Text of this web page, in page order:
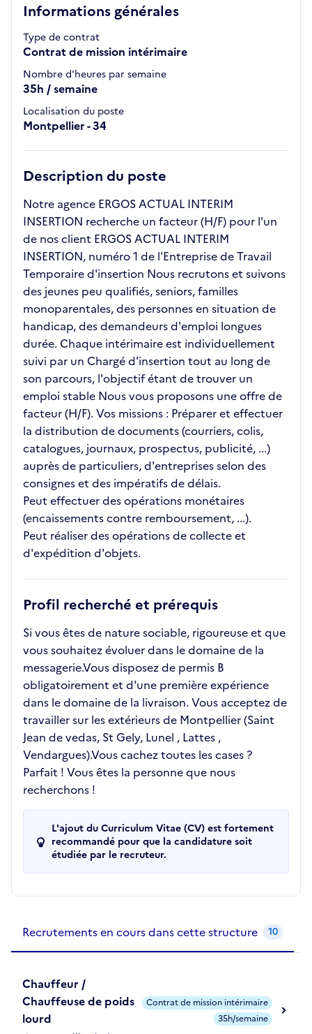
Informations générales
Type de contrat
Contrat de mission intérimaire
Nombre d'heures par semaine
35h / semaine
Localisation du poste
Montpellier - 34
Description du poste
Notre agence ERGOS ACTUAL INTERIM
INSERTION recherche un facteur (H/F) pour l'un
de nos client ERGOS ACTUAL INTERIM
INSERTION, numéro 1 de l'Entreprise de Travail
Temporaire d'insertion Nous recrutons et suivons
des jeunes peu qualifiés, seniors, familles
monoparentales, des personnes en situation de
handicap, des demandeurs d'emploi longues
durée. Chaque intérimaire est individuellement
suivi par un Chargé d'insertion tout au long de
son parcours, l'objectif étant de trouver un
emploi stable Nous vous proposons une offre de
facteur (H/F). Vos missions : Préparer et effectuer
la distribution de documents (courriers, colis,
catalogues, journaux, prospectus, publicité, ...)
auprès de particuliers, d'entreprises selon des
consignes et des impératifs de délais.
Peut effectuer des opérations monétaires
(encaissements contre remboursement, ...).
Peut réaliser des opérations de collecte et
d'expédition d'objets.
Profil recherché et prérequis
Si vous êtes de nature sociable, rigoureuse et que
vous souhaitez évoluer dans le domaine de la
messagerie.Vous disposez de permis B
obligatoirement et d'une première expérience
dans le domaine de la livraison. Vous acceptez de
travailler sur les extérieurs de Montpellier (Saint
Jean de vedas, St Gely, Lunel , Lattes ,
Vendargues).Vous cachez toutes les cases ?
Parfait ! Vous êtes la personne que nous
recherchons !
L'ajout du Curriculum Vitae (CV) est fortement
recommandé pour que la candidature soit
étudiée par le recruteur.
Recrutements en cours dans cette structure 10
Chauffeur /
Chauffeuse de poids
lourd
Contrat de mission intérimaire
35h/semaine